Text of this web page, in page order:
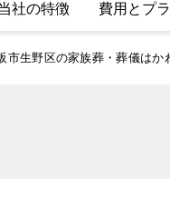
社の特徴 費用とプ
市生野区の家族葬・葬儀はか